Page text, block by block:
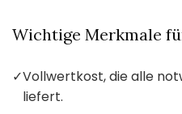
Wichtige Merkmale
✓Vollwertkost, die alle
liefert.